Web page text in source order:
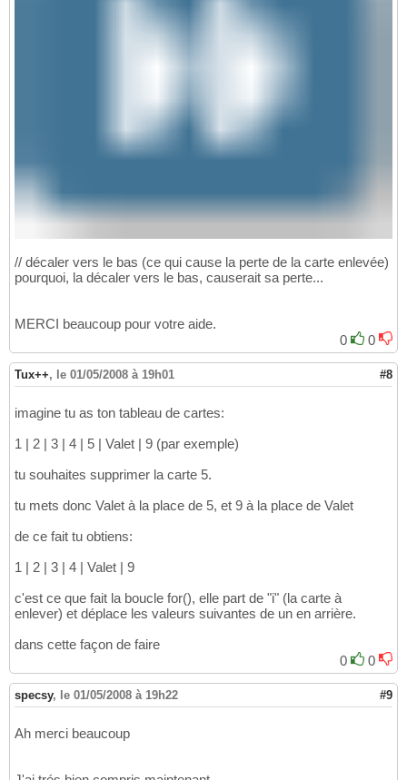
// décaler vers le bas (ce qui cause la perte de la carte enlevée)
pourquoi, la décaler vers le bas, causerait sa perte...
MERCI beaucoup pour votre aide.
0
0
Tux++, le 01/05/2008 à 19h01 #8
imagine tu as ton tableau de cartes:
1 | 2 | 3 | 4 | 5 | Valet | 9 (par exemple)
tu souhaites supprimer la carte 5.
tu mets donc Valet à la place de 5, et 9 à la place de Valet
de ce fait tu obtiens:
1 | 2 | 3 | 4 | Valet | 9
c'est ce que fait la boucle for(), elle part de "i" (la carte à
enlever) et déplace les valeurs suivantes de un en arrière.
dans cette façon de faire
0
0
specsy, le 01/05/2008 à 19h22 #9
Ah merci beaucoup